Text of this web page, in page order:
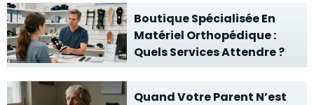
Boutique Spécialisée En
Matériel Orthopédique :
Quels Services Attendre ?
Quand Votre Parent N’est